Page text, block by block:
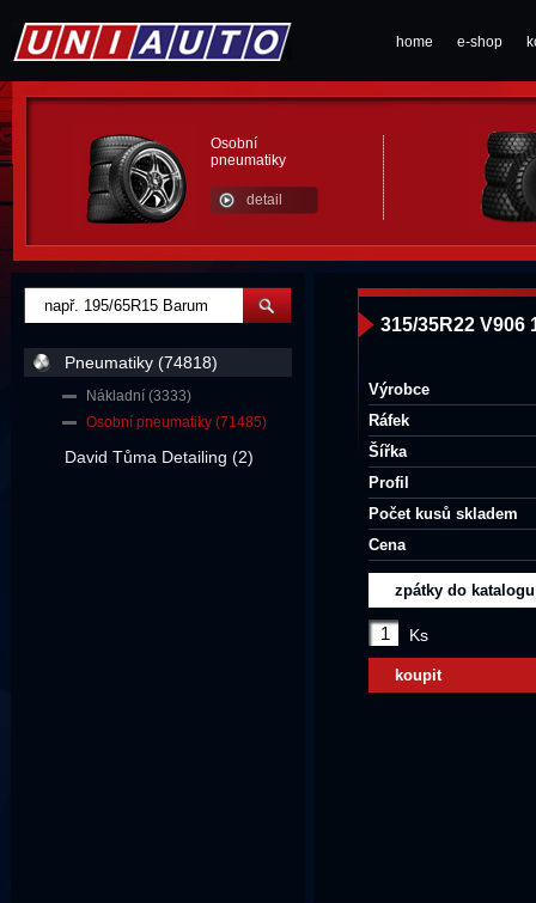
home e-shop
Osobní
pneumatiky
detail
315/35R22 V906
Výrobce
Ráfek
Šířka
Profil
Počet kusů skladem
Cena
zpátky do katalogu
Ks
koupit
Pneumatiky (74818)
Nákladní (3333)
Osobní pneumatiky (71485)
David Tůma Detailing (2)